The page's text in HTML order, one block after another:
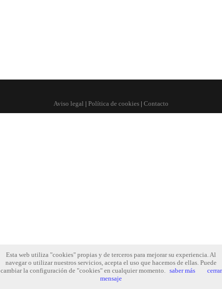
Aviso legal | Política de cookies | Contacto
Esta web utiliza "cookies" propias y de terceros para mejorar su experiencia. Al
navegar o utilizar nuestros servicios, acepta el uso que hacemos de ellas. Puede
cambiar la configuración de "cookies" en cualquier momento. saber más
cerrar
mensaje